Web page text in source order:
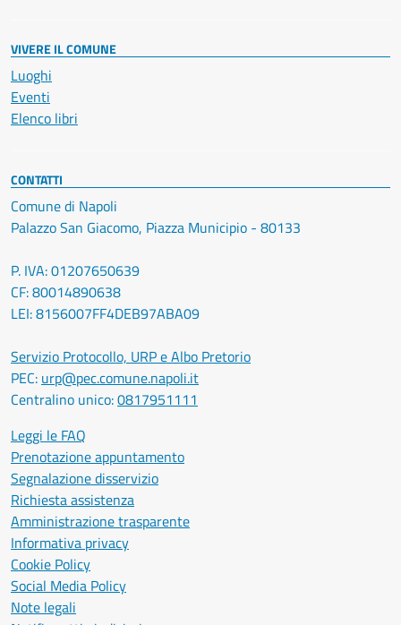
VIVERE IL COMUNE
Luoghi
Eventi
Elenco libri
CONTATTI
Comune di Napoli
Palazzo San Giacomo, Piazza Municipio - 80133
P. IVA: 01207650639
CF: 80014890638
LEI: 8156007FF4DEB97ABA09
Servizio Protocollo, URP e Albo Pretorio
PEC: urp@pec.comune.napoli.it
Centralino unico:0817951111
Leggi le FAQ
Prenotazione appuntamento
Segnalazione disservizio
Richiesta assistenza
Amministrazione trasparente
Informativa privacy
Cookie Policy
Social Media Policy
Note legali